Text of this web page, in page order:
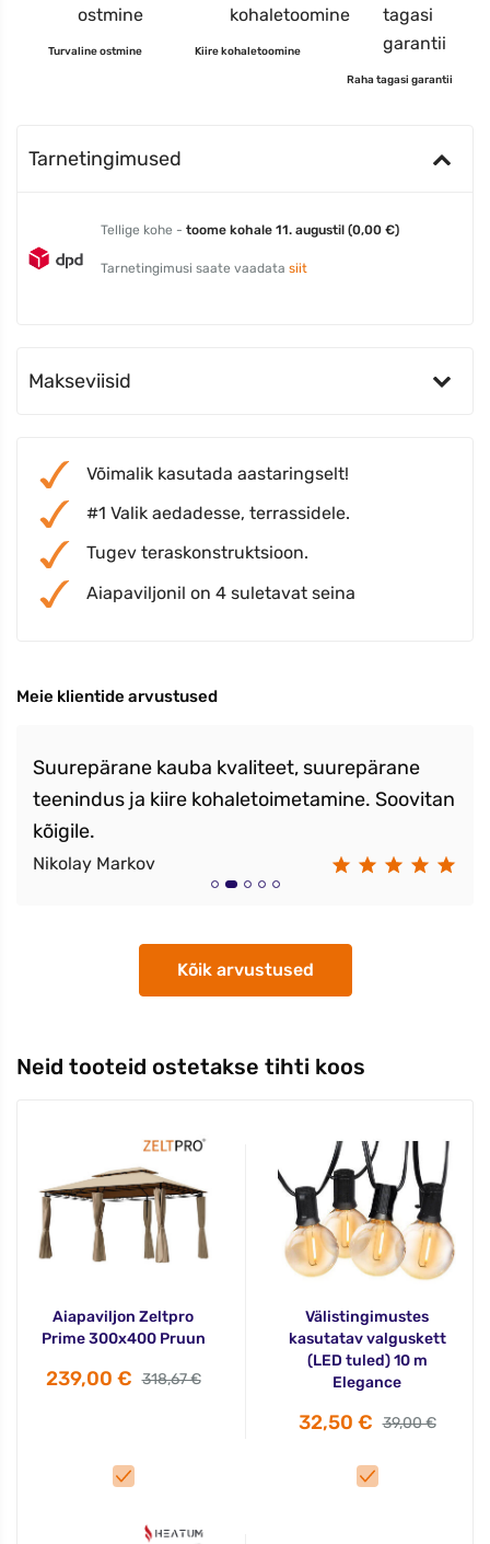
Turvaline ostmine Kiire kohaletoomine
Raha tagasi garantii
Tarnetingimused
Tellige kohe - toome kohale 11. augustil (0,00 €)
Tarnetingimusi saate vaadata siit
Makseviisid
Võimalik kasutada aastaringselt!
#1 Valik aedadesse, terrassidele.
Tugev teraskonstruktsioon.
Aiapaviljonil on 4 suletavat seina
Meie klientide arvustused
Suurepärane kauba kvaliteet, suurepärane
teenindus ja kiire kohaletoimetamine. Soovitan
kõigile.
Nikolay Markov
Kõik arvustused
Neid tooteid ostetakse tihti koos
Aiapaviljon Zeltpro
Prime 300x400 Pruun
239,00 € 318,67 €
Välistingimustes
kasutatav valguskett
(LED tuled) 10 m
Elegance
32,50 € 39,00 €